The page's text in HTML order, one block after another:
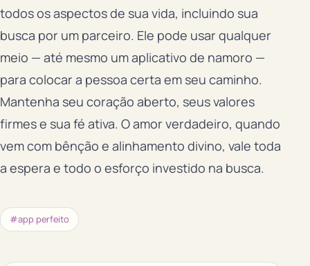
todos os aspectos de sua vida, incluindo sua
busca por um parceiro. Ele pode usar qualquer
meio — até mesmo um aplicativo de namoro —
para colocar a pessoa certa em seu caminho.
Mantenha seu coração aberto, seus valores
firmes e sua fé ativa. O amor verdadeiro, quando
vem com bênção e alinhamento divino, vale toda
a espera e todo o esforço investido na busca.
#app perfeito